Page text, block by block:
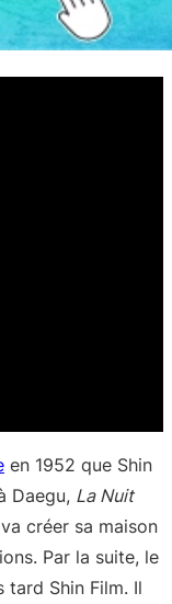
en 1952 que Shin
Daegu, La Nuit
va créer sa maison
Par la suite, le
tard Shin Film. Il